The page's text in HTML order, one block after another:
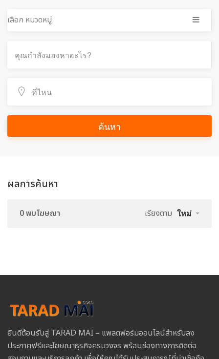
เลือก หมวดหมู่
ค้นหา
ผลการค้นหา
0 พบโฆษณา เรียงตาม ใหม่
ยินดีต้อนรับสู่ TARAD MAI – แพลตฟอร์มออนไลน์สำหรับลง
ประกาศฟรีและโฆษณาธุรกิจครบวงจร พร้อมช่องทางการติดต่อ